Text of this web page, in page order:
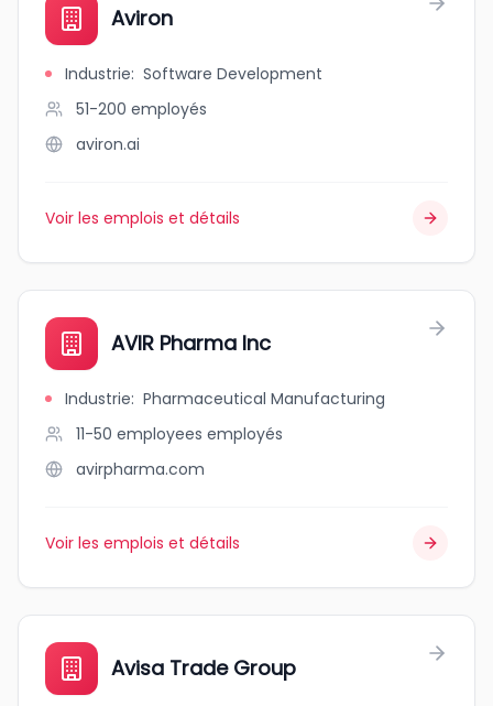
Aviron
Industrie: Software Development
51-200 employés
aviron.ai
Voir les emplois et détails
AVIR Pharma Inc
Industrie: Pharmaceutical Manufacturing
11-50 employees employés
avirpharma.com
Voir les emplois et détails
Avisa Trade Group